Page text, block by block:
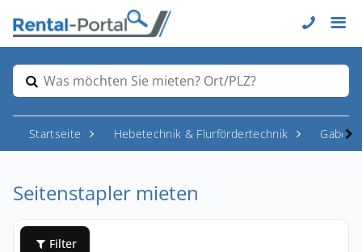
Was möchten Sie mieten? Ort/PLZ?
Startseite Hebetechnik & Flurfördertechnik
Seitenstapler mieten
Filter